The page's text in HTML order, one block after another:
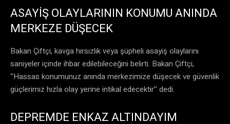
ASAYİŞ OLAYLARININ KONUMU ANINDA
MERKEZE DÜŞECEK
Bakan Çiftçi, kavga hırsızlık veya şüpheli asayiş olaylarını
saniyeler içinde ihbar edilebileceğini belirti. Bakan Çiftçi,
‘’Hassas konumunuz anında merkezimize düşecek ve güvenlik
güçlerimiz hızla olay yerine intikal edecektir’’ dedi.
DEPREMDE ENKAZ ALTINDAYIM